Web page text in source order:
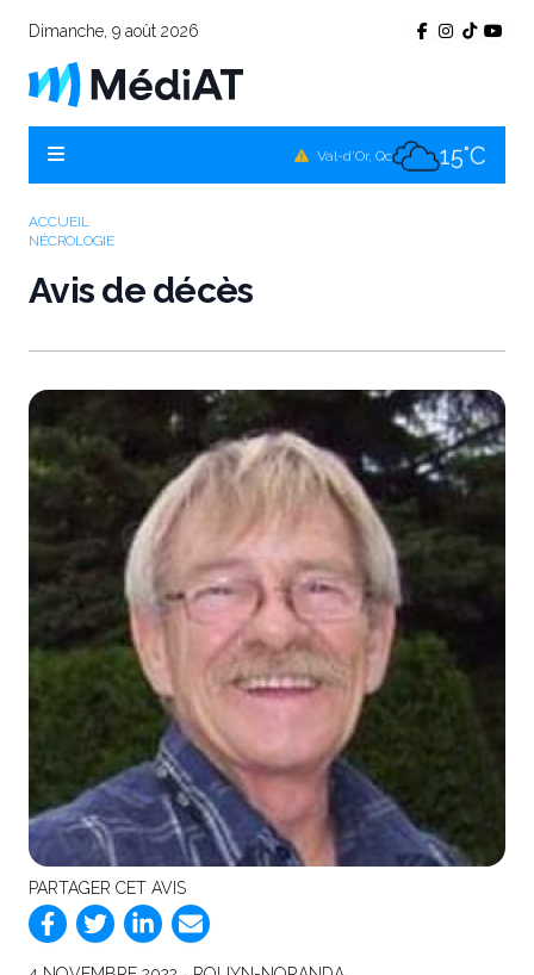
Dimanche, 9 août 2026
Val-d'Or, Qc 15°C
ACCUEIL
NÉCROLOGIE
Avis de décès
PARTAGER CET AVIS